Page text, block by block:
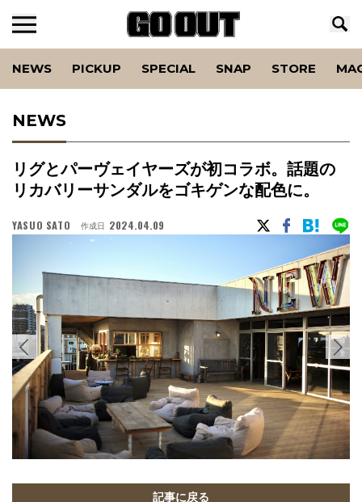
NEWS PICKUP SPECIAL SNAP STORE
NEWS
リグとパーヴェイヤーズが初コラボ。話題の
リカバリーサンダルをゴキゲンな配色に。
YASUO SATO 作成日 2024.04.09
記事に戻る